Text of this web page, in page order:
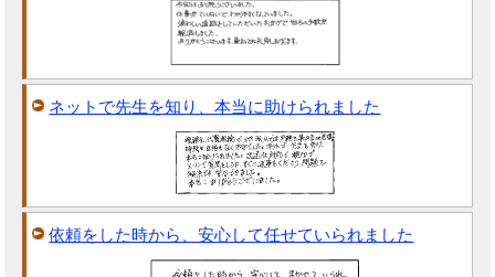
ネットで先生を知り、本当に助けられました
依頼をした時から、安心して任せていられました